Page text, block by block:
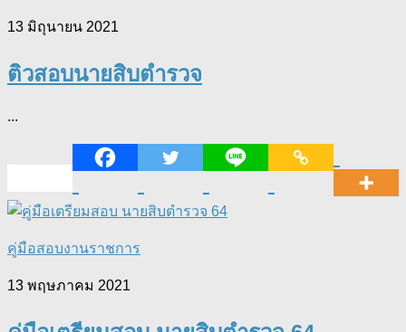
13 มิถุนายน 2021
ติวสอบนายสิบตำรวจ
...
คู่มือสอบงานราชการ
13 พฤษภาคม 2021